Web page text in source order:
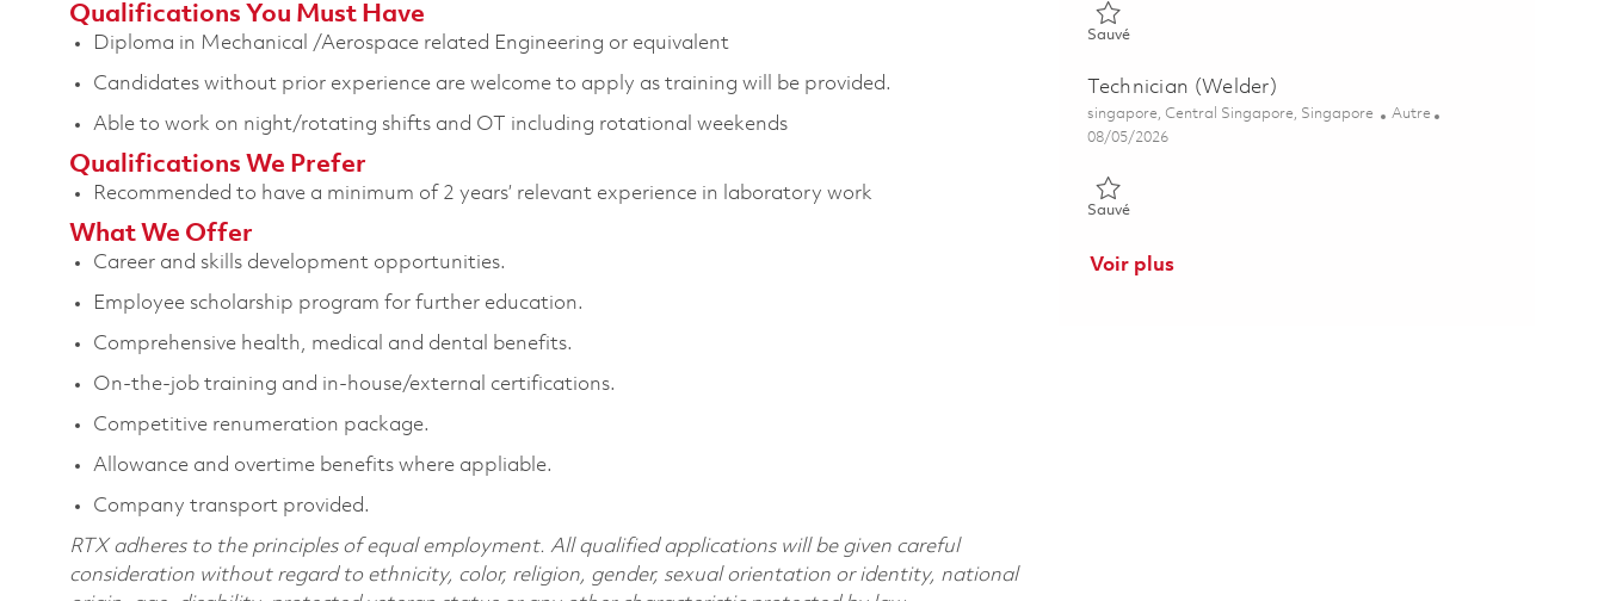
Qualifications You Must Have
Diploma in Mechanical /Aerospace related Engineering or equivalent
Candidates without prior experience are welcome to apply as training will be provided.
Able to work on night/rotating shifts and OT including rotational weekends
Qualifications We Prefer
Recommended to have a minimum of 2 years’ relevant experience in laboratory work
What We Offer
Career and skills development opportunities.
Employee scholarship program for further education.
Comprehensive health, medical and dental benefits.
On-the-job training and in-house/external certifications.
Competitive renumeration package.
Allowance and overtime benefits where appliable.
Company transport provided.
RTX adheres to the principles of equal employment. All qualified applications will be given careful
consideration without regard to ethnicity, color, religion, gender, sexual orientation or identity, national
SauvéSauvé Technician (Module Assembly) 01780030
Technician (Welder)
Emplacement
singapore, Central Singapore, Singapore Catégorie
Autre
Posted Date
08/05/2026
SauvéSauvé Technician (Welder) 01838693
Voir plus